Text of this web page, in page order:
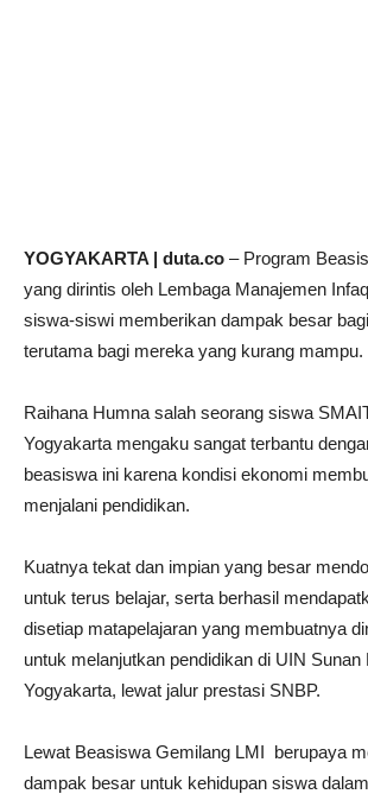
YOGYAKARTA | duta.co – Program
yang dirintis oleh Lembaga Manajemen
siswa-siswi memberikan dampak besar
terutama bagi mereka yang kurang mampu.
Raihana Humna salah seorang siswa
Yogyakarta mengaku sangat terbantu
beasiswa ini karena kondisi ekonomi
menjalani pendidikan.
Kuatnya tekat dan impian yang besar
untuk terus belajar, serta berhasil
disetiap matapelajaran yang membuatnya
untuk melanjutkan pendidikan di UIN Sunan
Yogyakarta, lewat jalur prestasi SNBP.
Lewat Beasiswa Gemilang LMI berupaya
dampak besar untuk kehidupan siswa